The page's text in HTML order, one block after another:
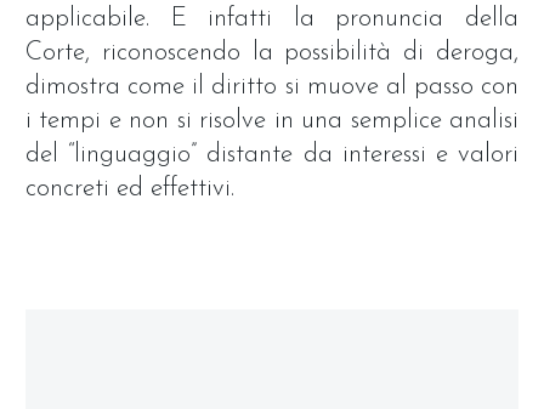
applicabile. E infatti la pronuncia della
Corte, riconoscendo la possibilità di deroga,
dimostra come il diritto si muove al passo con
i tempi e non si risolve in una semplice analisi
del “linguaggio” distante da interessi e valori
concreti ed effettivi.